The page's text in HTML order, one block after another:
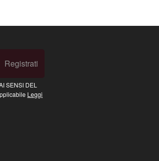
Registrati
SENSI DEL
Leggi